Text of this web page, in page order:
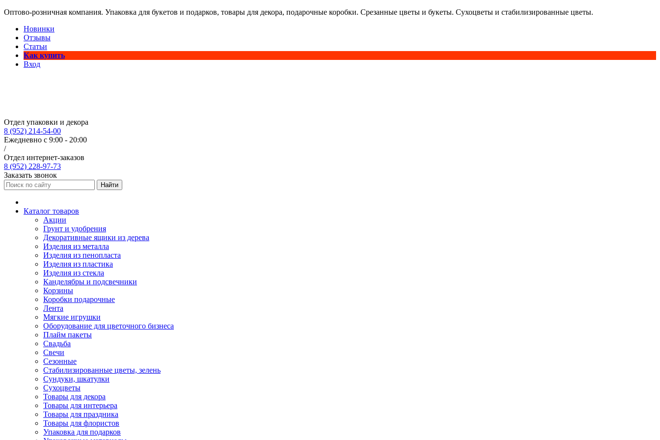
Оптово-розничная компания. Упаковка для букетов и подарков, товары для декора, подарочные коробки. Срезанные цветы и букеты. Сухоцветы и стабилизированные цветы.
Новинки
Отзывы
Статьи
Как купить
Вход
Отдел упаковки и декора
8 (952) 214-54-00
Ежедневно с 9:00 - 20:00
/
Отдел интернет-заказов
8 (952) 228-97-73
Заказать звонок
Найти
Каталог товаров
Акции
Грунт и удобрения
Декоративные ящики из дерева
Изделия из металла
Изделия из пенопласта
Изделия из пластика
Изделия из стекла
Канделябры и подсвечники
Корзины
Коробки подарочные
Лента
Мягкие игрушки
Оборудование для цветочного бизнеса
Плайм пакеты
Свадьба
Свечи
Сезонные
Стабилизированные цветы, зелень
Сундуки, шкатулки
Сухоцветы
Товары для декора
Товары для интерьера
Товары для праздника
Товары для флористов
Упаковка для подарков